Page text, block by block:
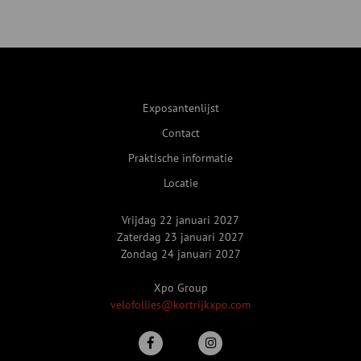
Exposantenlijst
Contact
Praktische informatie
Locatie
Vrijdag 22 januari 2027
Zaterdag 23 januari 2027
Zondag 24 januari 2027
Xpo Group
velofollies@kortrijkxpo.com